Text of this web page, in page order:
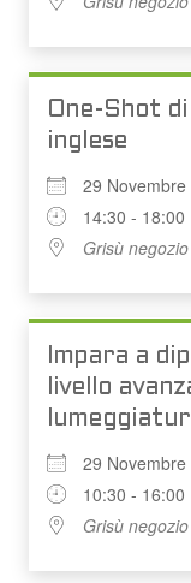
One-Shot di
inglese
29 Novembre
14:30 - 18:00
Grisù negozio
Impara a
livello
29 Novembre
10:30 - 16:00
Grisù negozio